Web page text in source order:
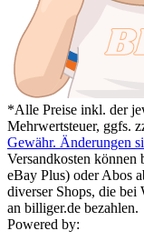
*Alle Preise inkl. der
Mehrwertsteuer, ggfs.
Gewähr. Änderungen
Versandkosten
eBay Plus) oder Abos
diverser Shops, die bei
an billiger.de bezahlen.
Powered by: